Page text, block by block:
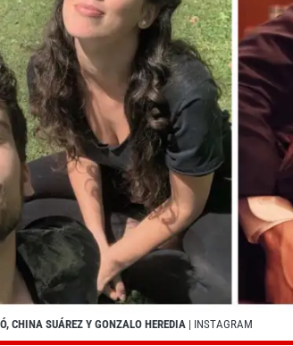
CHINA SUÁREZ Y GONZALO HEREDIA | INSTAGRAM